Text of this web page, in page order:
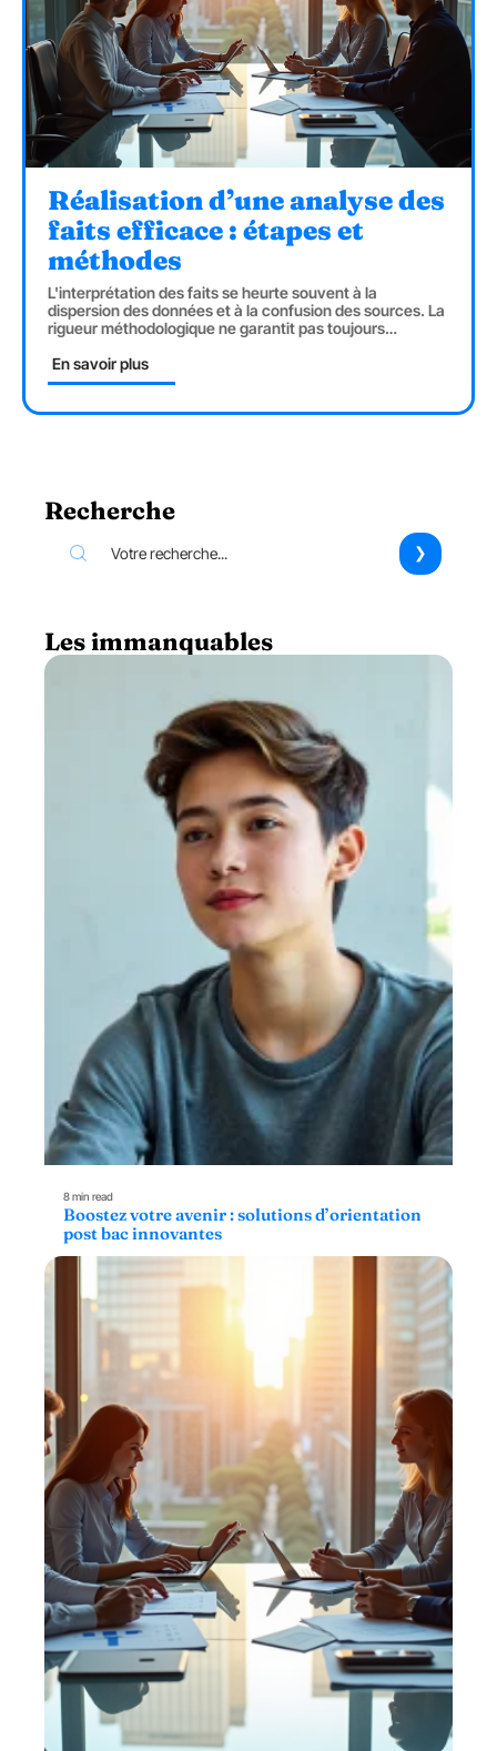
Réalisation d’une analyse des
faits efficace : étapes et
méthodes
L'interprétation des faits se heurte souvent à la
dispersion des données et à la confusion des sources. La
rigueur méthodologique ne garantit pas toujours…
En savoir plus
Recherche
Les immanquables
8 min read
Boostez votre avenir : solutions d’orientation
post bac innovantes